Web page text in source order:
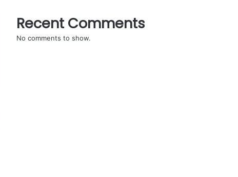
Recent Comments
No comments to show.